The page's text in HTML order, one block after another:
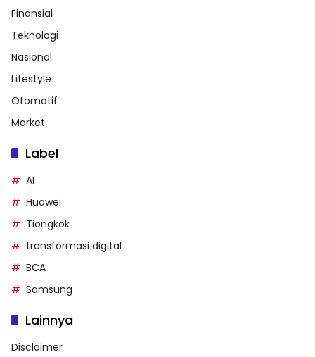
Finansial
Teknologi
Nasional
Lifestyle
Otomotif
Market
Label
AI
Huawei
Tiongkok
transformasi digital
BCA
Samsung
Lainnya
Disclaimer